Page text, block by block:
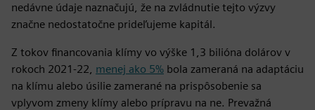
nedávne údaje naznačujú, že na zvládnutie tejto výzvy
značne nedostatočne prideľujeme kapitál.
Z tokov financovania klímy vo výške 1,3 bilióna dolárov v
rokoch 2021-22, menej ako 5% bola zameraná na adaptáciu
na klímu alebo úsilie zamerané na prispôsobenie sa
vplyvom zmeny klímy alebo prípravu na ne. Prevažná